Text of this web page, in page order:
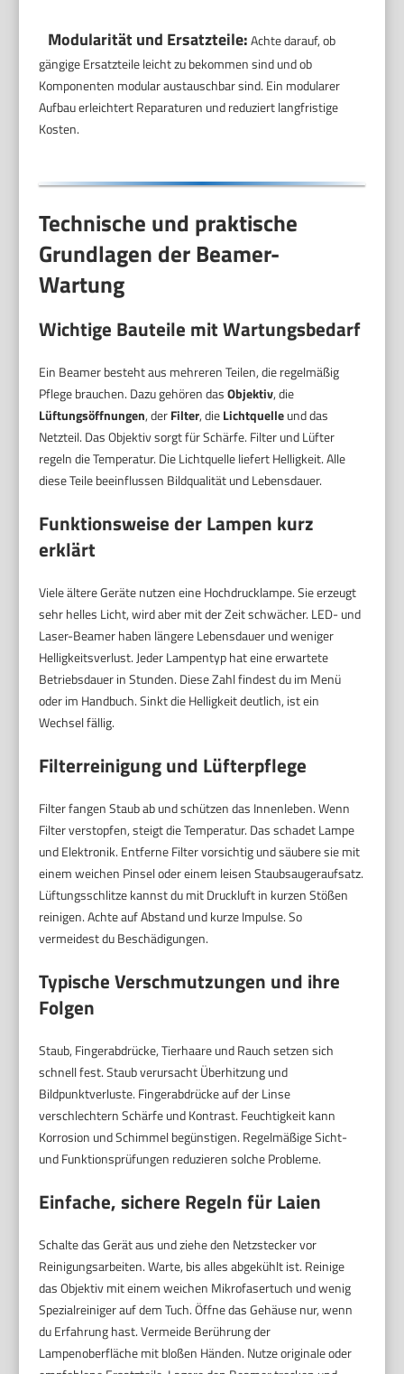
Modularität und Ersatzteile:Achte darauf, ob
gängige Ersatzteile leicht zu bekommen sind und ob
Komponenten modular austauschbar sind. Ein modularer
Aufbau erleichtert Reparaturen und reduziert langfristige
Kosten.
Technische und praktische
Grundlagen der Beamer-
Wartung
Wichtige Bauteile mit Wartungsbedarf
Ein Beamer besteht aus mehreren Teilen, die regelmäßig
Pflege brauchen. Dazu gehören dasObjektiv, die
Lüftungsöffnungen, derFilter, dieLichtquelleund das
Netzteil. Das Objektiv sorgt für Schärfe. Filter und Lüfter
regeln die Temperatur. Die Lichtquelle liefert Helligkeit. Alle
diese Teile beeinflussen Bildqualität und Lebensdauer.
Funktionsweise der Lampen kurz
erklärt
Viele ältere Geräte nutzen eine Hochdrucklampe. Sie erzeugt
sehr helles Licht, wird aber mit der Zeit schwächer. LED- und
Laser-Beamer haben längere Lebensdauer und weniger
Helligkeitsverlust. Jeder Lampentyp hat eine erwartete
Betriebsdauer in Stunden. Diese Zahl findest du im Menü
oder im Handbuch. Sinkt die Helligkeit deutlich, ist ein
Wechsel fällig.
Filterreinigung und Lüfterpflege
Filter fangen Staub ab und schützen das Innenleben. Wenn
Filter verstopfen, steigt die Temperatur. Das schadet Lampe
und Elektronik. Entferne Filter vorsichtig und säubere sie mit
einem weichen Pinsel oder einem leisen Staubsaugeraufsatz.
Lüftungsschlitze kannst du mit Druckluft in kurzen Stößen
reinigen. Achte auf Abstand und kurze Impulse. So
vermeidest du Beschädigungen.
Typische Verschmutzungen und ihre
Folgen
Staub, Fingerabdrücke, Tierhaare und Rauch setzen sich
schnell fest. Staub verursacht Überhitzung und
Bildpunktverluste. Fingerabdrücke auf der Linse
verschlechtern Schärfe und Kontrast. Feuchtigkeit kann
Korrosion und Schimmel begünstigen. Regelmäßige Sicht-
und Funktionsprüfungen reduzieren solche Probleme.
Einfache, sichere Regeln für Laien
Schalte das Gerät aus und ziehe den Netzstecker vor
Reinigungsarbeiten. Warte, bis alles abgekühlt ist. Reinige
das Objektiv mit einem weichen Mikrofasertuch und wenig
Spezialreiniger auf dem Tuch. Öffne das Gehäuse nur, wenn
du Erfahrung hast. Vermeide Berührung der
Lampenoberfläche mit bloßen Händen. Nutze originale oder